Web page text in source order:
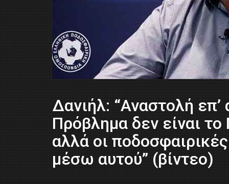
Δανιήλ: “Αναστολή επ’
Πρόβλημα δεν είναι
αλλά οι
μέσω αυτού” (βίντεο)